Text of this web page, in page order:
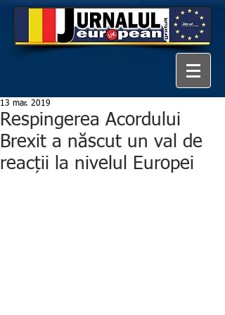
Respingerea Acordului
Brexit a născut un val de
reacții la nivelul Europei
13 mar. 2019